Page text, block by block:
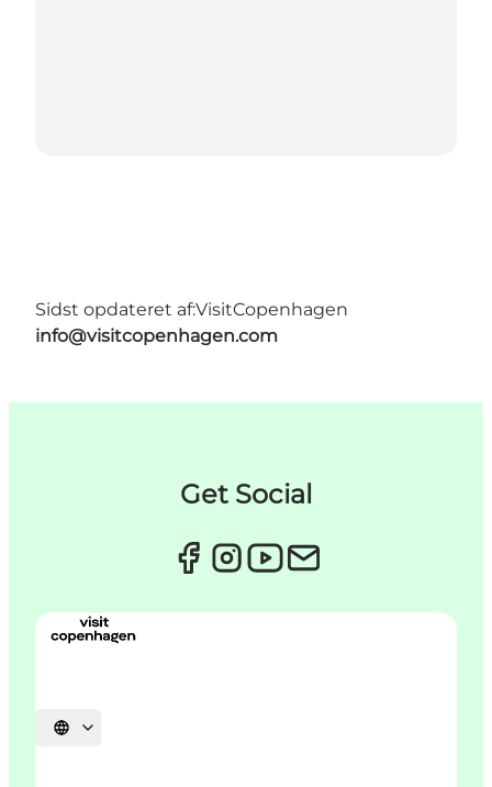
Sidst opdateret af:VisitCopenhagen
info@visitcopenhagen.com
Get Social
Vælg sprog